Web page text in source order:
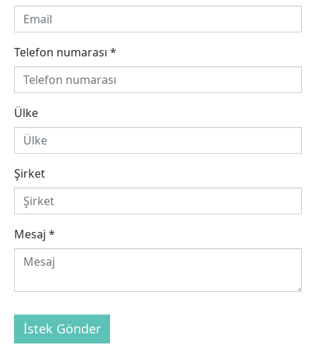
Telefon numarası *
Ülke
Şirket
Mesaj *
İstek Gönder